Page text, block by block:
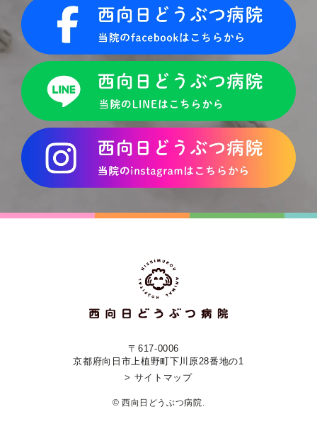
〒617-0006
京都府向日市上植野町下川原28番地の1
> サイトマップ
© 西向日どうぶつ病院.